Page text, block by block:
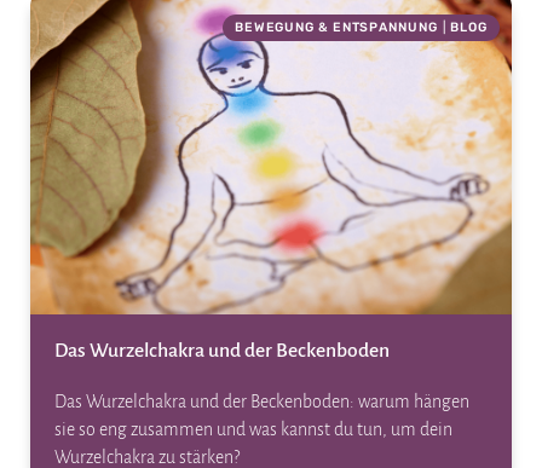
BEWEGUNG & ENTSPANNUNG |BLOG
Das Wurzelchakra und der Beckenboden
Das Wurzelchakra und der Beckenboden: warum hängen
sie so eng zusammen und was kannst du tun, um dein
Wurzelchakra zu stärken?